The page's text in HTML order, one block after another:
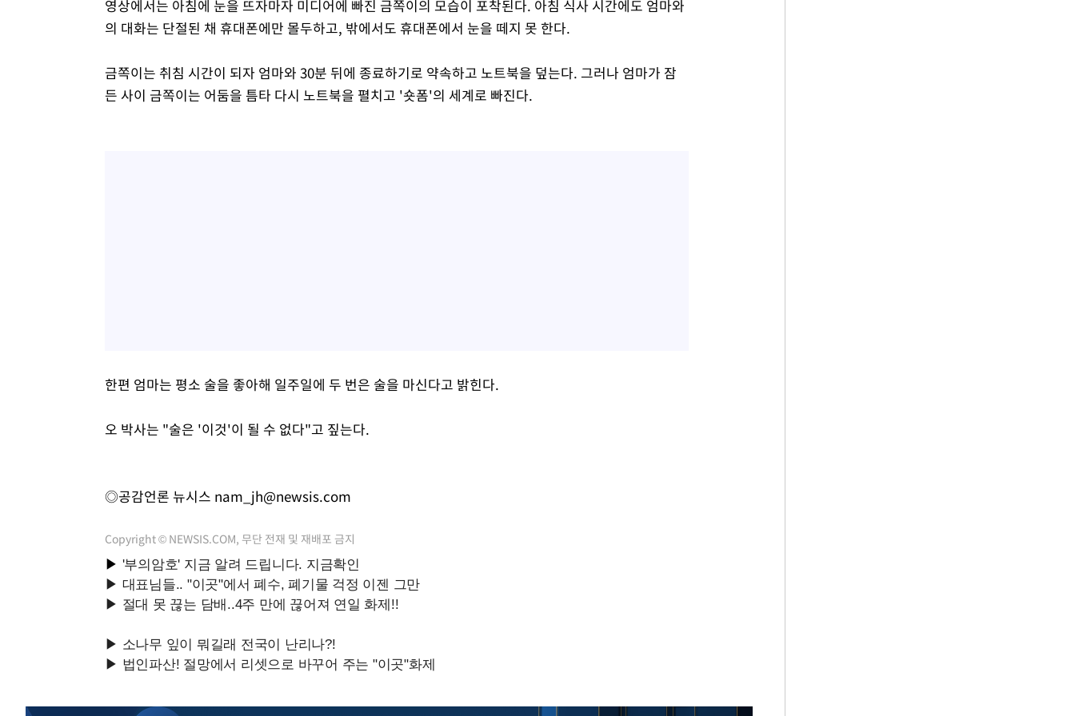
영상에서는 아침에 눈을 뜨자마자 미디어에 빠진 금쪽이의 모습이 포착된다. 아침 식사 시간에도 엄마와
의 대화는 단절된 채 휴대폰에만 몰두하고, 밖에서도 휴대폰에서 눈을 떼지 못 한다.
금쪽이는 취침 시간이 되자 엄마와 30분 뒤에 종료하기로 약속하고 노트북을 덮는다. 그러나 엄마가 잠
든 사이 금쪽이는 어둠을 틈타 다시 노트북을 펼치고 '숏폼'의 세계로 빠진다.
한편 엄마는 평소 술을 좋아해 일주일에 두 번은 술을 마신다고 밝힌다.
오 박사는 "술은 '이것'이 될 수 없다"고 짚는다.
◎공감언론 뉴시스 nam_jh@newsis.com
Copyright © NEWSIS.COM, 무단 전재 및 재배포 금지